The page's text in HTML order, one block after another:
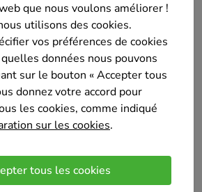
que nous voulons améliorer !
utilisons des cookies.
vos préférences de cookies
données nous pouvons
sur le bouton « Accepter tous
donnez votre accord pour
les cookies, comme indiqué
sur les cookies.
tous les cookies
une entreprise belge spécialisée
durable pour les